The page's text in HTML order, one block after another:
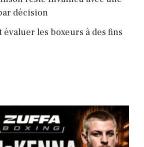
décision
évaluer les boxeurs à des fins